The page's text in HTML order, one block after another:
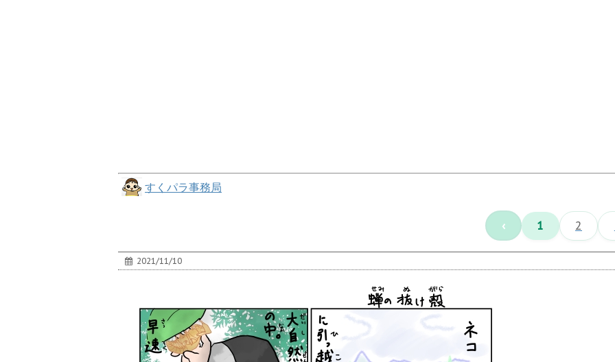
すくパラ事務局
‹ 1 2
2021/11/10